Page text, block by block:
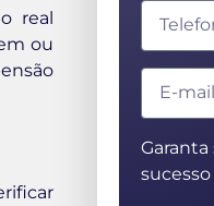
real
ou
sucesso